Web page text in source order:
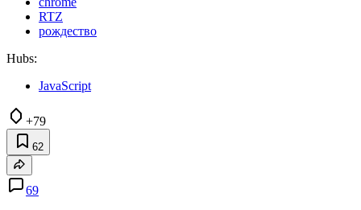
RTZ
рождество
Hubs:
JavaScript
+79
62
69